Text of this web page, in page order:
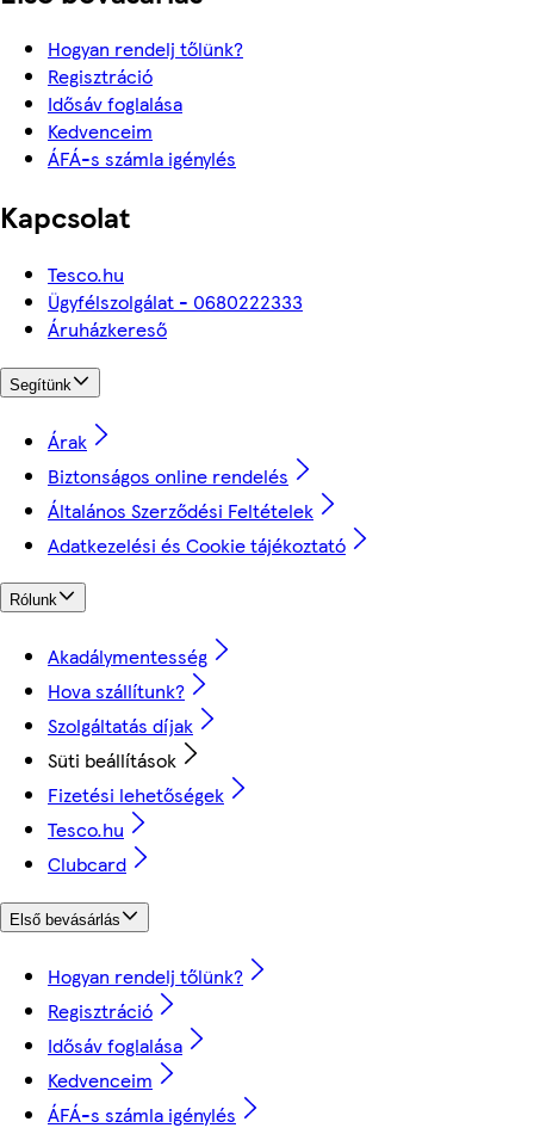
Hogyan rendelj tőlünk?
Regisztráció
Idősáv foglalása
Kedvenceim
ÁFÁ-s számla igénylés
Kapcsolat
Tesco.hu
Ügyfélszolgálat - 0680222333
Áruházkereső
Segítünk
Árak
Biztonságos online rendelés
Általános Szerződési Feltételek
Adatkezelési és Cookie tájékoztató
Rólunk
Akadálymentesség
Hova szállítunk?
Szolgáltatás díjak
Süti beállítások
Fizetési lehetőségek
Tesco.hu
Clubcard
Első bevásárlás
Hogyan rendelj tőlünk?
Regisztráció
Idősáv foglalása
Kedvenceim
ÁFÁ-s számla igénylés